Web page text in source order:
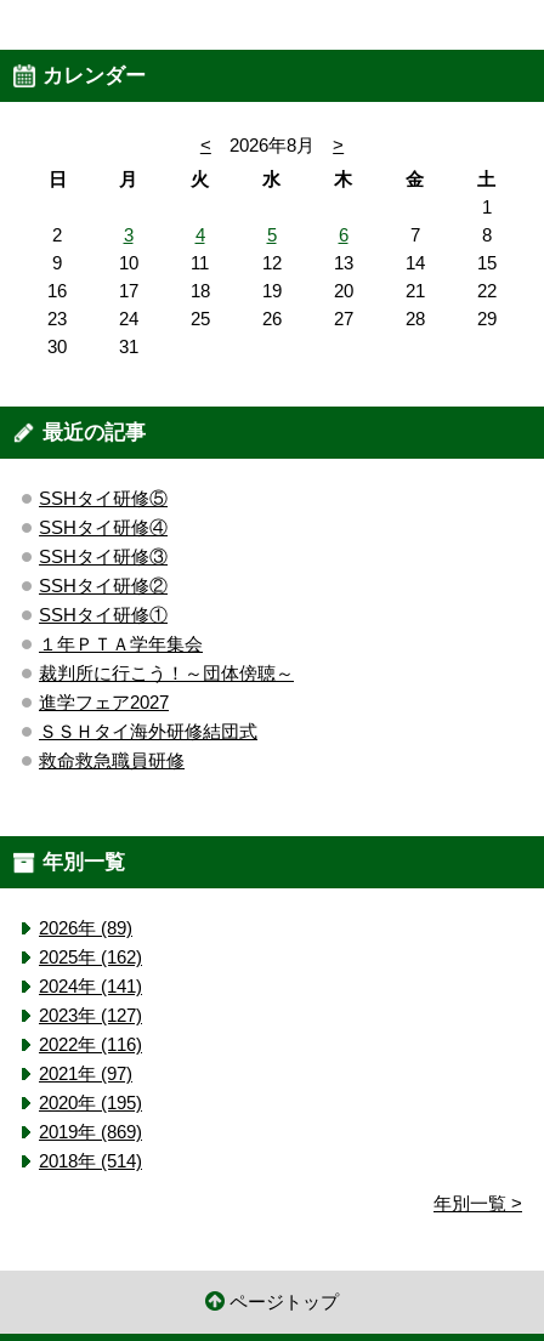
カレンダー
< 2026年8月
>
日
月 火 水 木 金
土
1
2
3 4 5 6 7
8
9
10 11 12 13 14
15
16
17 18 19 20 21
22
23
24 25 26 27 28
29
30
31
最近の記事
SSHタイ研修⑤
SSHタイ研修④
SSHタイ研修③
SSHタイ研修②
SSHタイ研修①
１年ＰＴＡ学年集会
裁判所に行こう！～団体傍聴～
進学フェア2027
ＳＳＨタイ海外研修結団式
救命救急職員研修
年別一覧
2026年 (89)
2025年 (162)
2024年 (141)
2023年 (127)
2022年 (116)
2021年 (97)
2020年 (195)
2019年 (869)
2018年 (514)
年別一覧 >
ページトップ